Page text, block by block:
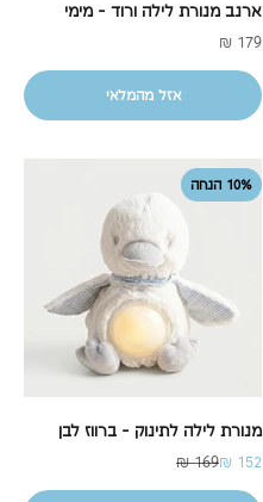
ארנב מנורת לילה ורוד - מימי
מחיר מבצע
179 ₪
אזל מהמלאי
10% הנחה
מנורת לילה לתינוק - ברווז לבן
מחיר מבצע
152 ₪ מחיר רגיל
169 ₪